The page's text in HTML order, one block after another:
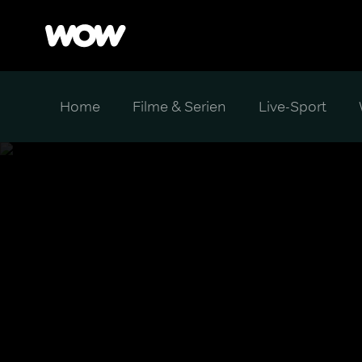
Home Filme & Serien Live-Sport